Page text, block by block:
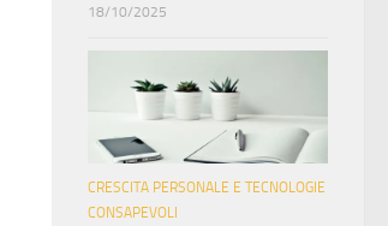
18/10/2025
CRESCITA PERSONALE E TECNOLOGIE
CONSAPEVOLI